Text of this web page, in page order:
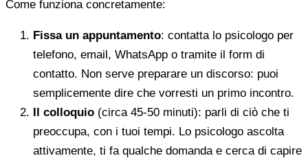
Come funziona concretamente:
Fissa un appuntamento: contatta lo psicologo per
telefono, email, WhatsApp o tramite il form di
contatto. Non serve preparare un discorso: puoi
semplicemente dire che vorresti un primo incontro.
Il colloquio (circa 45-50 minuti): parli di ciò che ti
preoccupa, con i tuoi tempi. Lo psicologo ascolta
attivamente, ti fa qualche domanda e cerca di capire